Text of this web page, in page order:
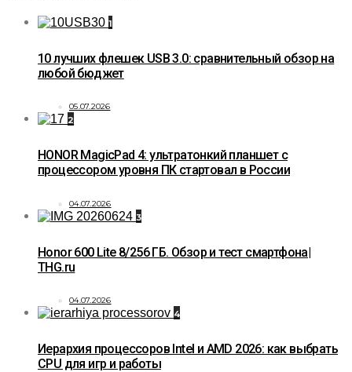
1
10 лучших флешек USB 3.0: сравнительный обзор на
любой бюджет
05.07.2026
2
HONOR MagicPad 4: ультратонкий планшет с
процессором уровня ПК стартовал в России
04.07.2026
3
Honor 600 Lite 8/256 ГБ. Обзор и тест смартфона|
THG.ru
04.07.2026
4
Иерархия процессоров Intel и AMD 2026: как выбрать
CPU для игр и работы